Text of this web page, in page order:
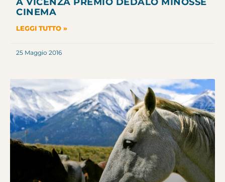
CINEMA
LEGGI TUTTO »
25 Maggio 2016